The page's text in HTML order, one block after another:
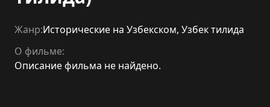
Жанр:Исторические на Узбекском, Узбек тилида
О фильме:
Описание фильма не найдено.